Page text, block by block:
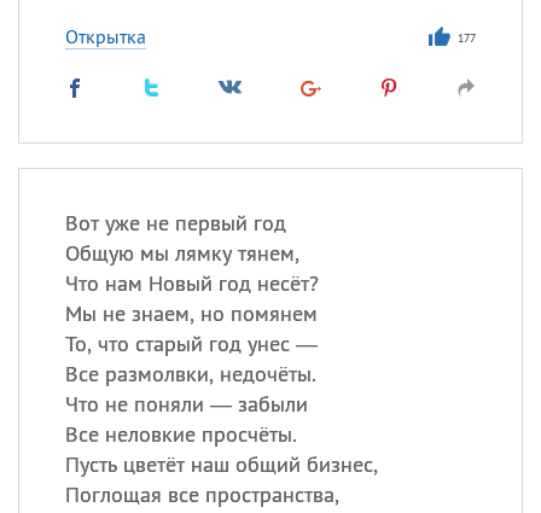
Открытка 177
Вот уже не первый год
Общую мы лямку тянем,
Что нам Новый год несёт?
Мы не знаем, но помянем
То, что старый год унес —
Все размолвки, недочёты.
Что не поняли — забыли
Все неловкие просчёты.
Пусть цветёт наш общий бизнес,
Поглощая все пространства,